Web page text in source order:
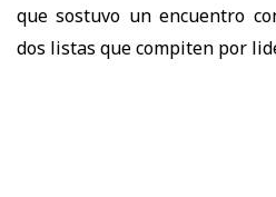
que sostuvo un encuentro
dos listas que compiten por